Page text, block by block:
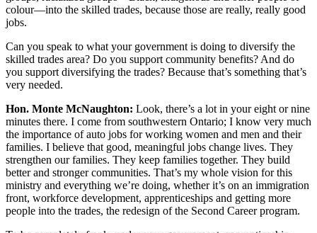
colour—into the skilled trades, because those are really, really good
jobs.
Can you speak to what your government is doing to diversify the
skilled trades area? Do you support community benefits? And do
you support diversifying the trades? Because that’s something that’s
very needed.
Hon. Monte McNaughton: Look, there’s a lot in your eight or nine
minutes there. I come from southwestern Ontario; I know very much
the importance of auto jobs for working women and men and their
families. I believe that good, meaningful jobs change lives. They
strengthen our families. They keep families together. They build
better and stronger communities. That’s my whole vision for this
ministry and everything we’re doing, whether it’s on an immigration
front, workforce development, apprenticeships and getting more
people into the trades, the redesign of the Second Career program.